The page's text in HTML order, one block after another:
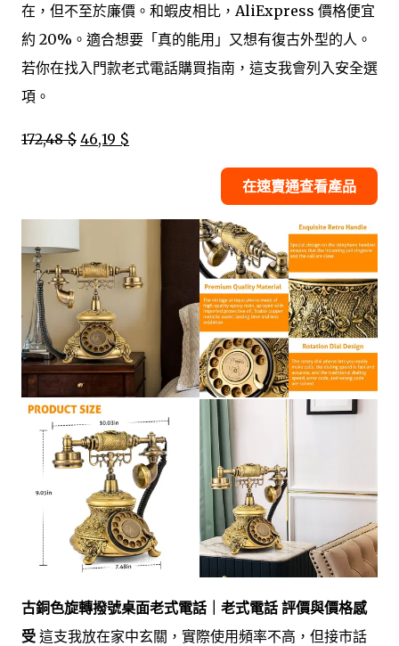
在，但不至於廉價。和蝦皮相比，AliExpress 價格便宜
約 20%。適合想要「真的能用」又想有復古外型的人。
若你在找入門款老式電話購買指南，這支我會列入安全選
項。
172,48 $ 46,19 $
在速賣通查看產品
古銅色旋轉撥號桌面老式電話｜老式電話 評價與價格感
受 這支我放在家中玄關，實際使用頻率不高，但接市話